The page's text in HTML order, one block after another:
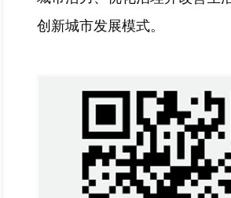
创新城市发展模式。